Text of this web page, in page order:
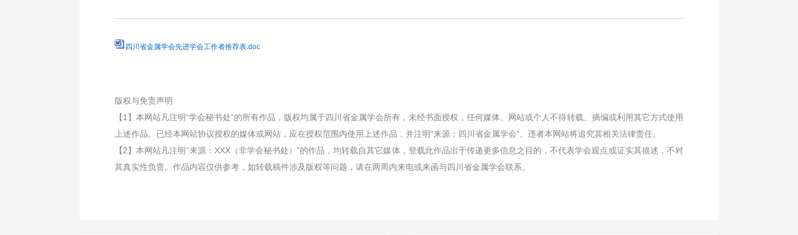
四川省金属学会先进学会工作者推荐表.doc
版权与免责声明
【1】本网站凡注明“学会秘书处”的所有作品，版权均属于四川省金属学会所有，未经书面授权，任何媒体、网站或个人不得转载、摘编或利用其它方式使用
上述作品。已经本网站协议授权的媒体或网站，应在授权范围内使用上述作品，并注明“来源：四川省金属学会”。违者本网站将追究其相关法律责任。
【2】本网站凡注明“来源：XXX（非学会秘书处）”的作品，均转载自其它媒体，登载此作品出于传递更多信息之目的，不代表学会观点或证实其描述，不对
其真实性负责。作品内容仅供参考，如转载稿件涉及版权等问题，请在两周内来电或来函与四川省金属学会联系。